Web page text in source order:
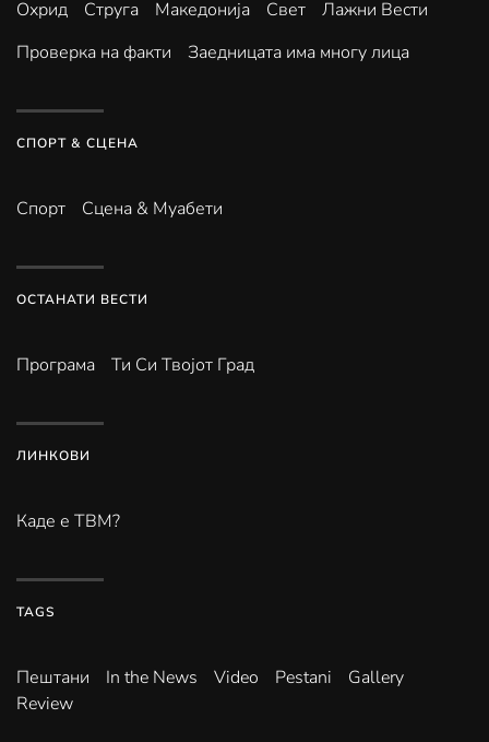
Охрид Струга Македонија Свет
Лажни Вести
Проверка на факти
Заедницата има многу лица
СПОРТ & СЦЕНА
Спорт Сцена & Муабети
ОСТАНАТИ ВЕСТИ
Програма Ти Си Твојот Град
ЛИНКОВИ
Каде е ТВМ?
TAGS
Пештани In the News Video Pestani
Gallery
Review